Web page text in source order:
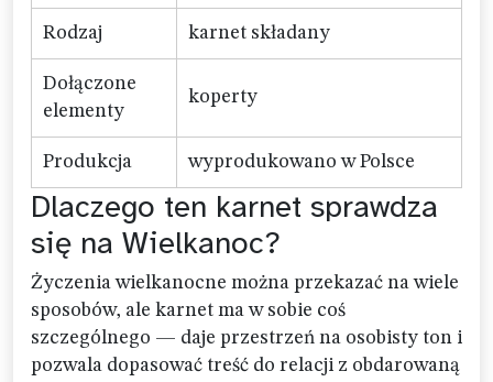
Rodzaj karnet składany
Dołączone
elementy
koperty
Produkcja wyprodukowano w Polsce
Dlaczego ten karnet sprawdza
się na Wielkanoc?
Życzenia wielkanocne można przekazać na wiele
sposobów, ale karnet ma w sobie coś
szczególnego — daje przestrzeń na osobisty ton i
pozwala dopasować treść do relacji z obdarowaną